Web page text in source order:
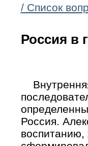
/ Список
Россия в
Россия.